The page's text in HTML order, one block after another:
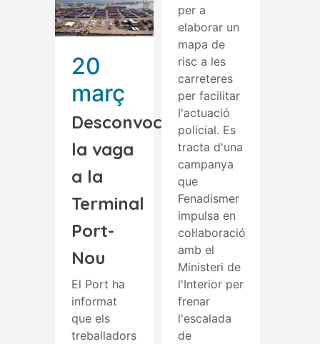
20
març
Desconvocada
la vaga
a la
Terminal
Port-
Nou
El Port ha
informat
que els
treballadors
per a
elaborar un
mapa de
risc a les
carreteres
per facilitar
l'actuació
policial. Es
tracta d'una
campanya
que
Fenadismer
impulsa en
col·laboració
amb el
Ministeri de
l'Interior per
frenar
l'escalada
de